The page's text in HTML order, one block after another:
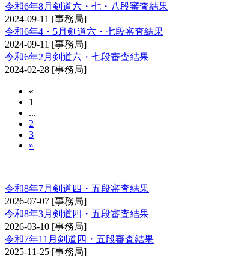
令和6年8月剣道六・七・八段審査結果
2024-09-11 [事務局]
令和6年4・5月剣道六・七段審査結果
2024-09-11 [事務局]
令和6年2月剣道六・七段審査結果
2024-02-28 [事務局]
«
1
...
2
3
»
令和8年7月剣道四・五段審査結果
2026-07-07 [事務局]
令和8年3月剣道四・五段審査結果
2026-03-10 [事務局]
令和7年11月剣道四・五段審査結果
2025-11-25 [事務局]